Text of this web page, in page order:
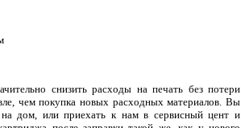
снизить расходы на печать без потери
чем покупка новых расходных материалов. Вы
дом, или приехать к нам в сервисный цент и